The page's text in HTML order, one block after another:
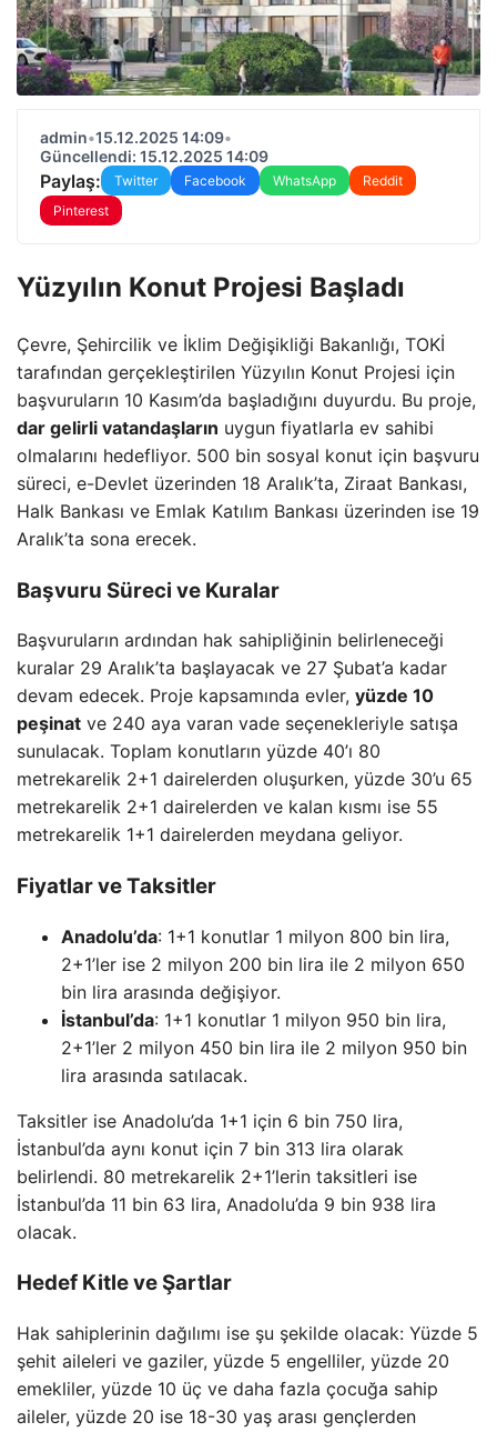
admin•15.12.2025 14:09•
Güncellendi: 15.12.2025 14:09
Paylaş: Twitter Facebook WhatsApp
Reddit
Pinterest
Yüzyılın Konut Projesi Başladı
Çevre, Şehircilik ve İklim Değişikliği Bakanlığı, TOKİ
tarafından gerçekleştirilen Yüzyılın Konut Projesi için
başvuruların 10 Kasım’da başladığını duyurdu. Bu proje,
dar gelirli vatandaşların uygun fiyatlarla ev sahibi
olmalarını hedefliyor. 500 bin sosyal konut için başvuru
süreci, e-Devlet üzerinden 18 Aralık’ta, Ziraat Bankası,
Halk Bankası ve Emlak Katılım Bankası üzerinden ise 19
Aralık’ta sona erecek.
Başvuru Süreci ve Kuralar
Başvuruların ardından hak sahipliğinin belirleneceği
kuralar 29 Aralık’ta başlayacak ve 27 Şubat’a kadar
devam edecek. Proje kapsamında evler, yüzde 10
peşinat ve 240 aya varan vade seçenekleriyle satışa
sunulacak. Toplam konutların yüzde 40’ı 80
metrekarelik 2+1 dairelerden oluşurken, yüzde 30’u 65
metrekarelik 2+1 dairelerden ve kalan kısmı ise 55
metrekarelik 1+1 dairelerden meydana geliyor.
Fiyatlar ve Taksitler
Anadolu’da: 1+1 konutlar 1 milyon 800 bin lira,
2+1’ler ise 2 milyon 200 bin lira ile 2 milyon 650
bin lira arasında değişiyor.
İstanbul’da: 1+1 konutlar 1 milyon 950 bin lira,
2+1’ler 2 milyon 450 bin lira ile 2 milyon 950 bin
lira arasında satılacak.
Taksitler ise Anadolu’da 1+1 için 6 bin 750 lira,
İstanbul’da aynı konut için 7 bin 313 lira olarak
belirlendi. 80 metrekarelik 2+1’lerin taksitleri ise
İstanbul’da 11 bin 63 lira, Anadolu’da 9 bin 938 lira
olacak.
Hedef Kitle ve Şartlar
Hak sahiplerinin dağılımı ise şu şekilde olacak: Yüzde 5
şehit aileleri ve gaziler, yüzde 5 engelliler, yüzde 20
emekliler, yüzde 10 üç ve daha fazla çocuğa sahip
aileler, yüzde 20 ise 18-30 yaş arası gençlerden